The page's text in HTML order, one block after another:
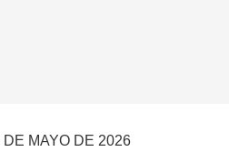
DE MAYO DE 2026